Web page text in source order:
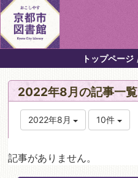
トップページ
2022年8月の記事一覧
2022年8月 10件
記事がありません。